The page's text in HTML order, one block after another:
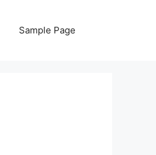
Sample Page